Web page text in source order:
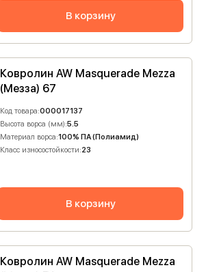
В корзину
Ковролин AW Masquerade Mezza
(Мезза) 67
Код товара:000017137
Высота ворса (мм):5.5
Материал ворса:100% ПА (Полиамид)
Класс износостойкости:23
В корзину
Ковролин AW Masquerade Mezza